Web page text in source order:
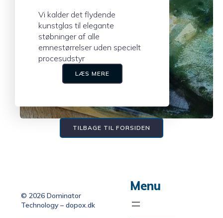
Vi kalder det flydende
kunstglas til elegante
støbninger af alle
emnestørrelser uden specielt
procesudstyr
LÆS MERE
TILBAGE TIL FORSIDEN
© 2026 Dominator
Technology – dopox.dk
Menu